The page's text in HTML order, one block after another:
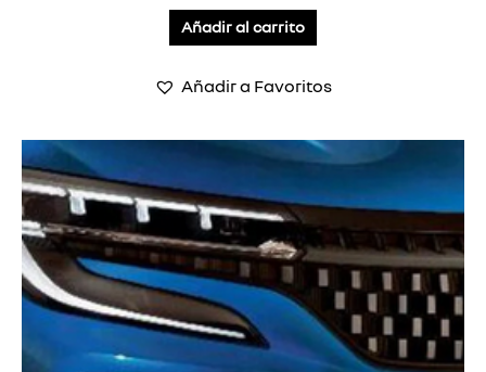
Añadir al carrito
Añadir a Favoritos